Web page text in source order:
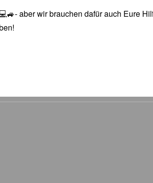
aber wir brauchen dafür auch Eure